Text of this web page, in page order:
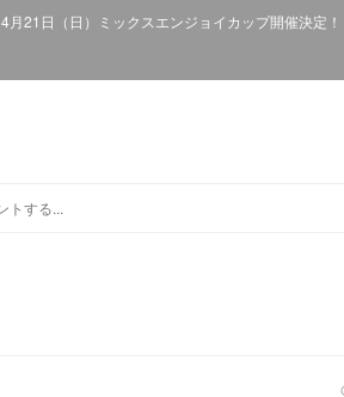
4月21日（日）ミックスエンジョイカップ開催決定！